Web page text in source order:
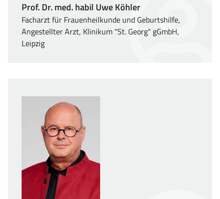
Prof. Dr. med. habil Uwe Köhler
Facharzt für Frauenheilkunde und Geburtshilfe,
Angestellter Arzt, Klinikum "St. Georg" gGmbH,
Leipzig